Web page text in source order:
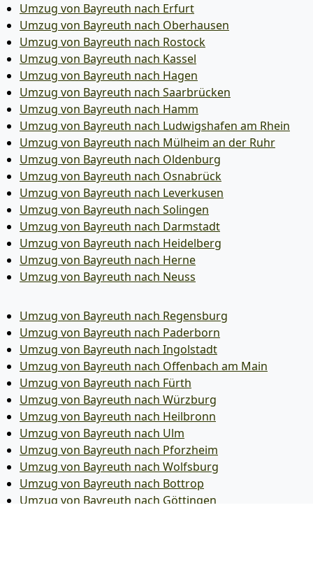
Umzug von Bayreuth nach Erfurt
Umzug von Bayreuth nach Oberhausen
Umzug von Bayreuth nach Rostock
Umzug von Bayreuth nach Kassel
Umzug von Bayreuth nach Hagen
Umzug von Bayreuth nach Saarbrücken
Umzug von Bayreuth nach Hamm
Umzug von Bayreuth nach Ludwigshafen am Rhein
Umzug von Bayreuth nach Mülheim an der Ruhr
Umzug von Bayreuth nach Oldenburg
Umzug von Bayreuth nach Osnabrück
Umzug von Bayreuth nach Leverkusen
Umzug von Bayreuth nach Solingen
Umzug von Bayreuth nach Darmstadt
Umzug von Bayreuth nach Heidelberg
Umzug von Bayreuth nach Herne
Umzug von Bayreuth nach Neuss
Umzug von Bayreuth nach Regensburg
Umzug von Bayreuth nach Paderborn
Umzug von Bayreuth nach Ingolstadt
Umzug von Bayreuth nach Offenbach am Main
Umzug von Bayreuth nach Fürth
Umzug von Bayreuth nach Würzburg
Umzug von Bayreuth nach Heilbronn
Umzug von Bayreuth nach Ulm
Umzug von Bayreuth nach Pforzheim
Umzug von Bayreuth nach Wolfsburg
Umzug von Bayreuth nach Bottrop
Umzug von Bayreuth nach Göttingen